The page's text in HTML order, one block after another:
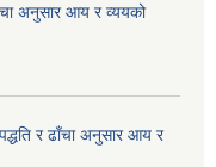
अनुसार आय र व्ययको
र ढाँचा अनुसार आय र